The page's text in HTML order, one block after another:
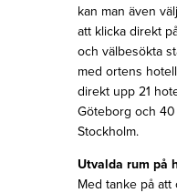
kan man även
att klicka direkt
och välbesökta
med ortens
direkt upp 21
Göteborg och
Stockholm.
Utvalda rum på
Med tanke på